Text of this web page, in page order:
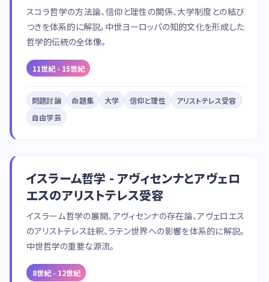
スコラ哲学の方法論、信仰と理性の関係、大学制度との結び
つきを体系的に解説。中世ヨーロッパの知的文化を形成した
哲学的伝統の全体像。
11世紀 - 15世紀
問題討論 命題集 大学 信仰と理性
アリストテレス受容
自由学芸
イスラーム哲学 - アヴィセンナとアヴェロ
エスのアリストテレス受容
イスラーム哲学の展開、アヴィセンナの存在論、アヴェロエス
のアリストテレス註釈、ラテン世界への影響を体系的に解説。
中世哲学の重要な源流。
8世紀 - 12世紀